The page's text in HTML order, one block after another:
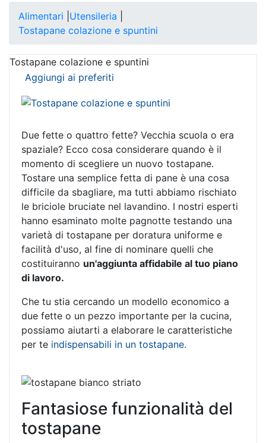
Alimentari Utensileria
Tostapane colazione e spuntini
Tostapane colazione e spuntini
Aggiungi ai preferiti
Due fette o quattro fette? Vecchia scuola o era
spaziale? Ecco cosa considerare quando è il
momento di scegliere un nuovo tostapane.
Tostare una semplice fetta di pane è una cosa
difficile da sbagliare, ma tutti abbiamo rischiato
le briciole bruciate nel lavandino. I nostri esperti
hanno esaminato molte pagnotte testando una
varietà di tostapane per doratura uniforme e
facilità d'uso, al fine di nominare quelli che
costituiranno un'aggiunta affidabile al tuo piano
di lavoro.
Che tu stia cercando un modello economico a
due fette o un pezzo importante per la cucina,
possiamo aiutarti a elaborare le caratteristiche
per te indispensabili in un tostapane.
Fantasiose funzionalità del
tostapane